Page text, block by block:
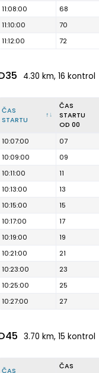
11:08:00
68
11:10:00
70
11:12:00
72
4.30 km, 16 kontrol
ČAS
STARTU
ČAS
STARTU
OD 00
10:07:00 07
10:09:00
09
10:11:00
11
10:13:00
13
10:15:00
15
10:17:00
17
10:19:00
19
10:21:00
21
10:23:00
23
10:25:00
25
10:27:00
27
3.70 km, 15 kontrol
ČAS
ČAS